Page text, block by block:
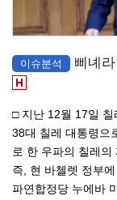
이슈분석 삐녜
□ 지난 12월 17일 칠
38대 칠레 대통령으
로 한 우파의 칠레의
즉, 현 바첼렛 정부
파연합정당 누에바